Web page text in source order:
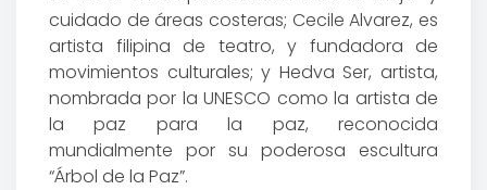
cuidado de áreas costeras; Cecile Alvarez, es
artista filipina de teatro, y fundadora de
movimientos culturales; y Hedva Ser, artista,
nombrada por la UNESCO como la artista de
la paz para la paz, reconocida
mundialmente por su poderosa escultura
“Árbol de la Paz”.